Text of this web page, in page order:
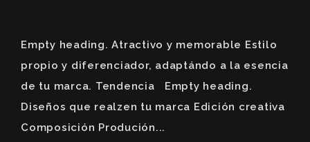
Empty heading. Atractivo y memorable Estilo
propio y diferenciador, adaptándo a la esencia
de tu marca. Tendencia Empty heading.
Diseños que realzen tu marca Edición creativa
Composición Produción...